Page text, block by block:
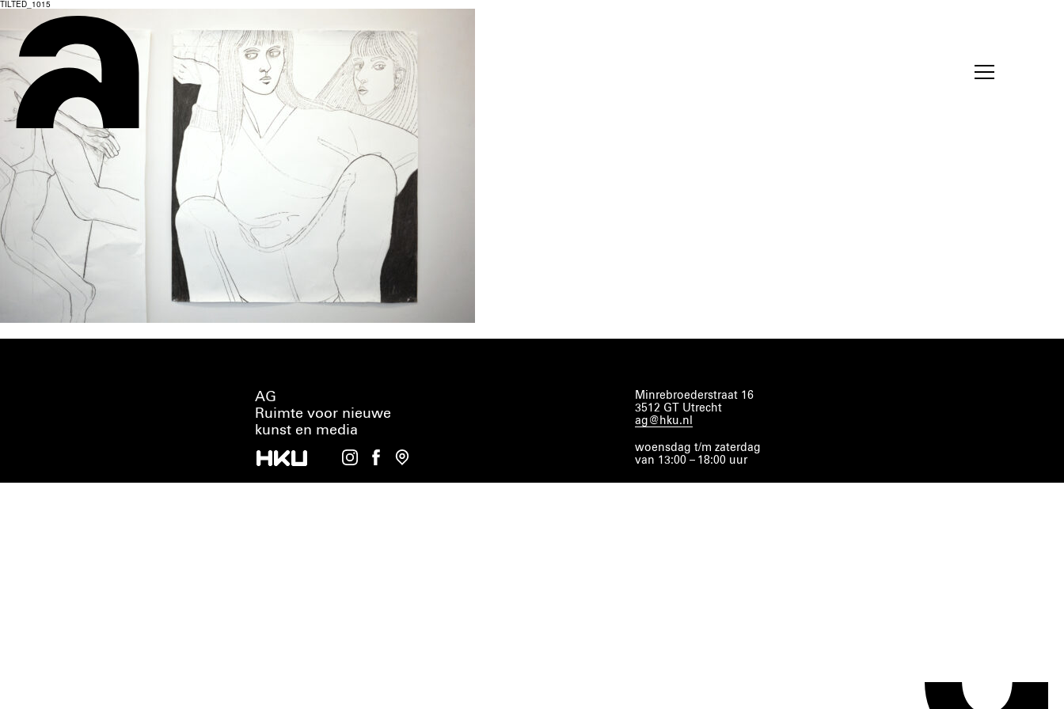
TILTED_1015
AG
Ruimte voor nieuwe
kunst en media
Minrebroederstraat 16
3512 GT Utrecht
ag@hku.nl
woensdag t/m zaterdag
van 13:00 – 18:00 uur